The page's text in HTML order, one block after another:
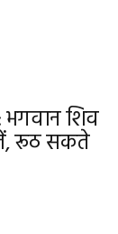
भगवान शिव
रूठ सकते